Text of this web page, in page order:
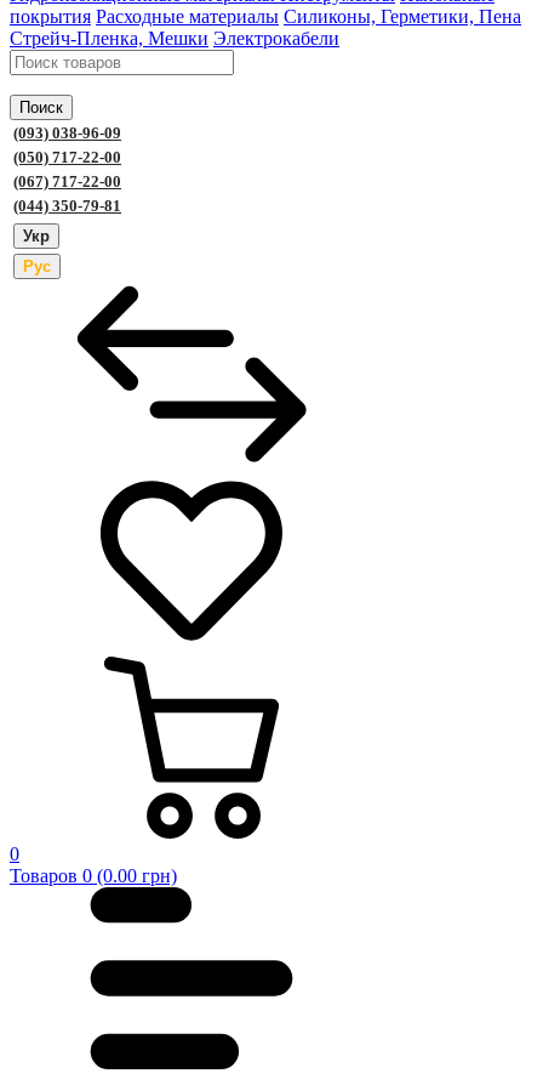
покрытия Расходные материалы Силиконы, Герметики, Пена
Стрейч-Пленка, Мешки Электрокабели
Поиск
(093) 038-96-09
(050) 717-22-00
(067) 717-22-00
(044) 350-79-81
Укр
Рус
0
Товаров 0 (0.00 грн)